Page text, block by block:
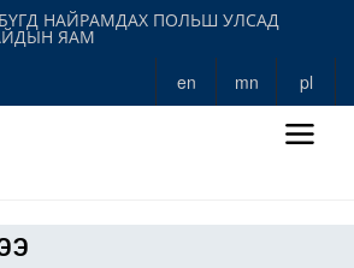
НАЙРАМДАХ ПОЛЬШ УЛСАД
ЯАМ
en mn pl